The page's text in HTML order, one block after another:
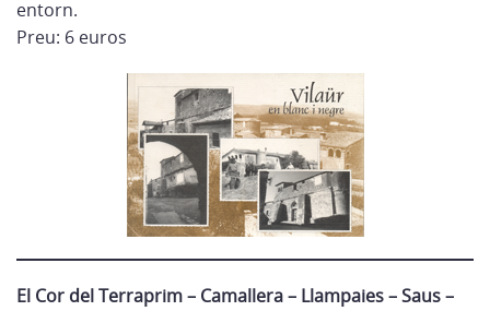
entorn.
Preu: 6 euros
El Cor del Terraprim – Camallera – Llampaies – Saus –